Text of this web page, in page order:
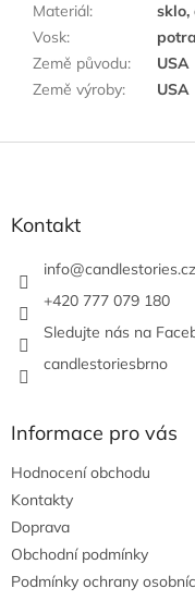
Materiál:
sklo,
Vosk:
Země původu:
USA
Země výroby: USA
Z
Kontakt
info@candlestories.cz
+420 777 079 180
Sledujte nás na
candlestoriesbrno
Informace pro vás
Hodnocení obchodu
Kontakty
Doprava
Obchodní podmínky
Podmínky ochrany